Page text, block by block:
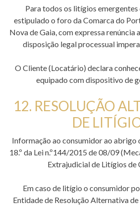
Para todos os litígios
estipulado o foro da Comarca do
Nova de Gaia, com expressa renúncia
disposição legal processual
O Cliente (Locatário) declara
equipado com dispositivo de
12. RESOLUÇÃO
DE
Informação ao consumidor ao abrigo
18.º da Lei n.º144/2015 de 08/09
Extrajudicial de Litígios de
Em caso de litígio o consumidor
Entidade de Resolução Alternativa